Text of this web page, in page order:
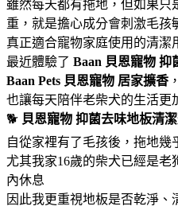
雖然每天都有拖地，但如果
重，就是擔心成分會刺激毛
真正適合寵物家庭使用的清潔
最近體驗了 Baan 貝恩寵物 抑
Baan Pets 貝恩寵物 居家擴香
也讓每天陪伴老柴犬的生活更
🐕 貝恩寵物 抑菌去味地板清潔
自從家裡有了毛孩後，拖地幾
尤其我家16歲的柴犬已經是
內休息
因此我更重視地板是否乾淨